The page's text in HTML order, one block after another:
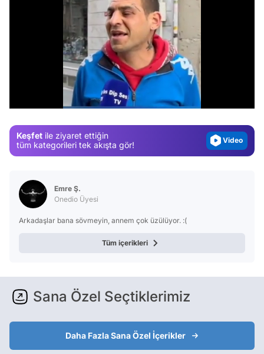
Keşfet ile ziyaret ettiğin
tüm kategorileri tek akışta gör!
Video
Emre Ş.
Onedio Üyesi
Arkadaşlar bana sövmeyin, annem çok üzülüyor. :(
Tüm içerikleri
Sana Özel Seçtiklerimiz
Daha Fazla Sana Özel İçerikler